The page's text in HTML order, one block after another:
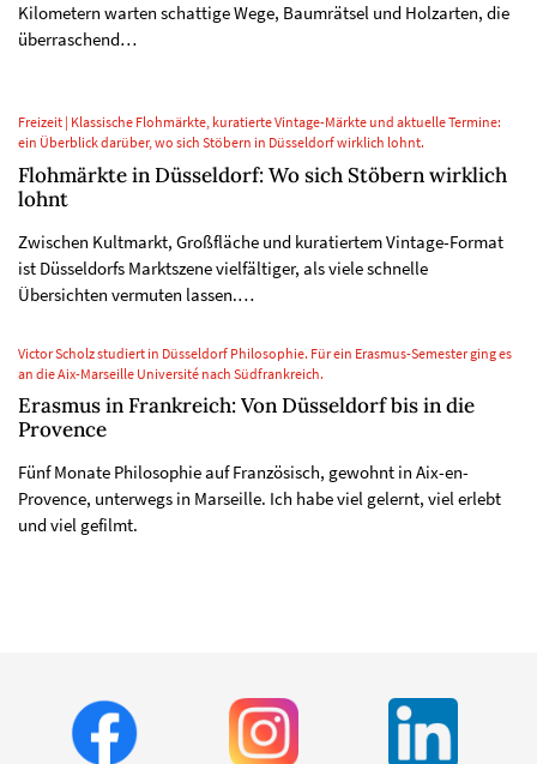
Kilometern warten schattige Wege, Baumrätsel und Holzarten, die
überraschend…
Freizeit | Klassische Flohmärkte, kuratierte Vintage-Märkte und aktuelle Termine:
ein Überblick darüber, wo sich Stöbern in Düsseldorf wirklich lohnt.
Flohmärkte in Düsseldorf: Wo sich Stöbern wirklich
lohnt
Zwischen Kultmarkt, Großfläche und kuratiertem Vintage-Format
ist Düsseldorfs Marktszene vielfältiger, als viele schnelle
Übersichten vermuten lassen.…
Victor Scholz studiert in Düsseldorf Philosophie. Für ein Erasmus-Semester ging es
an die Aix-Marseille Université nach Südfrankreich.
Erasmus in Frankreich: Von Düsseldorf bis in die
Provence
Fünf Monate Philosophie auf Französisch, gewohnt in Aix-en-
Provence, unterwegs in Marseille. Ich habe viel gelernt, viel erlebt
und viel gefilmt.